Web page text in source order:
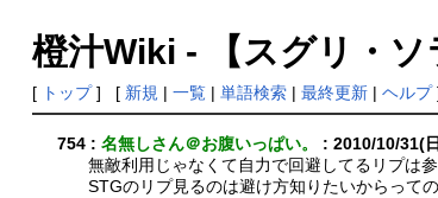
橙汁Wiki - 【スグリ・
[ トップ] [ 新規 | 一覧| 単語検索| 最終更新| ヘルプ
754 :名無しさん＠お腹いっぱい。
: 2010/10/31(
無敵利用じゃなくて自力で回避してるリプは参
STGのリプ見るのは避け方知りたいからっての